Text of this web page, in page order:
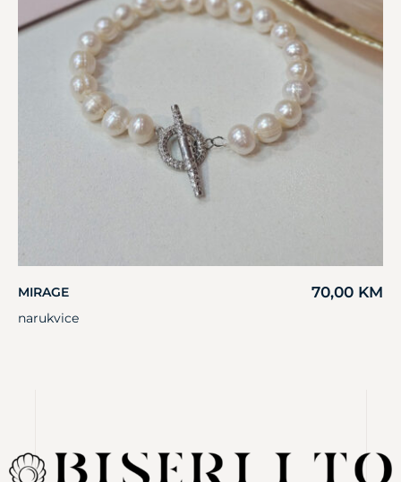
MIRAGE 70,00 KM
narukvice